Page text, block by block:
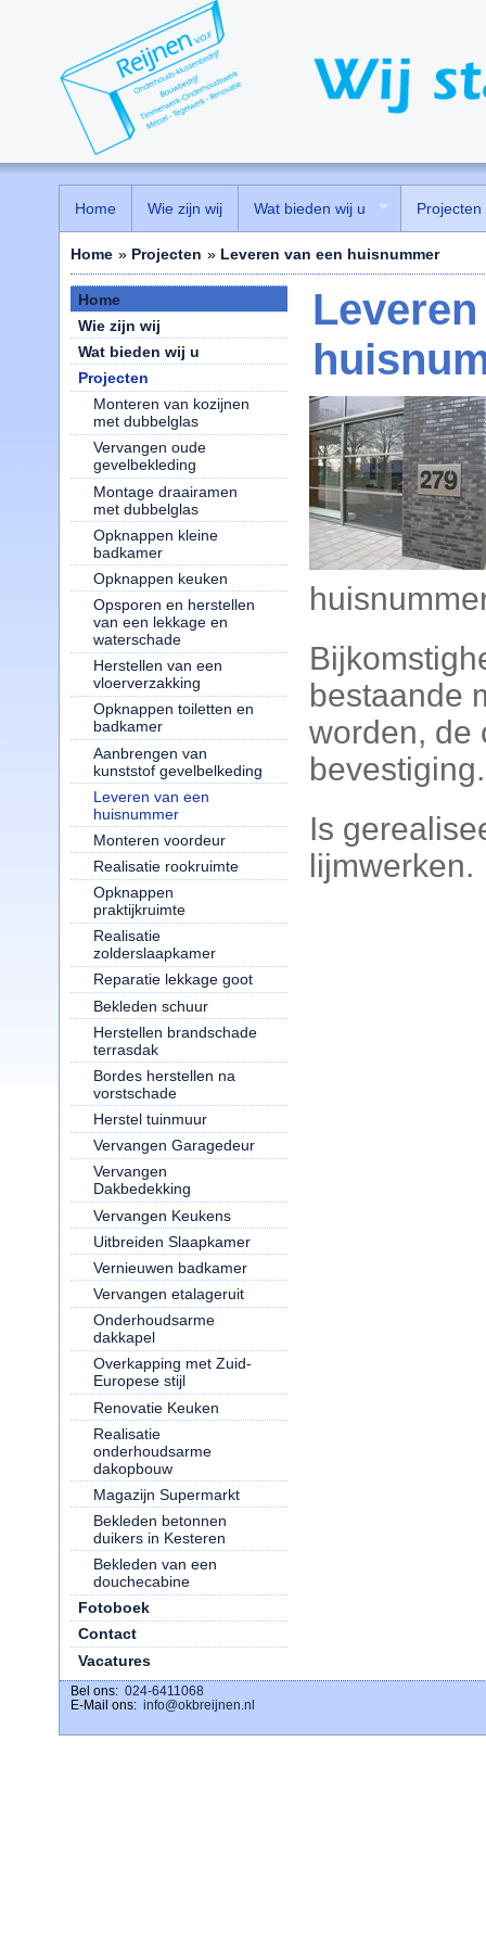
Home » Projecten » Leveren van een huisnummer
Home
Wie zijn wij
Wat bieden wij u
Projecten
Monteren van kozijnen
met dubbelglas
Vervangen oude
gevelbekleding
Montage draairamen
met dubbelglas
Opknappen kleine
badkamer
Opknappen keuken
Opsporen en herstellen
van een lekkage en
waterschade
Herstellen van een
vloerverzakking
Opknappen toiletten en
badkamer
Aanbrengen van
kunststof gevelbelkeding
Leveren van een
huisnummer
Monteren voordeur
Realisatie rookruimte
Opknappen
praktijkruimte
Realisatie
zolderslaapkamer
Reparatie lekkage goot
Bekleden schuur
Herstellen brandschade
terrasdak
Bordes herstellen na
vorstschade
Herstel tuinmuur
Vervangen Garagedeur
Vervangen
Dakbedekking
Vervangen Keukens
Uitbreiden Slaapkamer
Vernieuwen badkamer
Vervangen etalageruit
Onderhoudsarme
dakkapel
Overkapping met Zuid-
Europese stijl
Renovatie Keuken
Realisatie
onderhoudsarme
dakopbouw
Magazijn Supermarkt
Bekleden betonnen
duikers in Kesteren
Bekleden van een
douchecabine
Fotoboek
Contact
Vacatures
bestaande
worden, de
bevestiging.
Is
lijmwerken.
download ig stories
Bel ons: 024-6411068
E-Mail ons: info@okbreijnen.nl
Home Wie zijn wij Wat bieden wij u Projecten